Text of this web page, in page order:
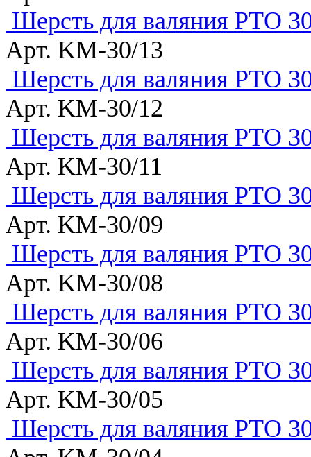
Шерсть для валяния РТО
Арт. KM-30/13
Шерсть для валяния РТО
Арт. KM-30/12
Шерсть для валяния РТО
Арт. KM-30/11
Шерсть для валяния РТО
Арт. KM-30/09
Шерсть для валяния РТО
Арт. KM-30/08
Шерсть для валяния РТО
Арт. KM-30/06
Шерсть для валяния РТО
Арт. KM-30/05
Шерсть для валяния РТО